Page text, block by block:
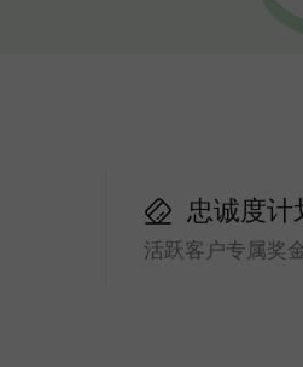
忠诚度计
活跃客户专属奖